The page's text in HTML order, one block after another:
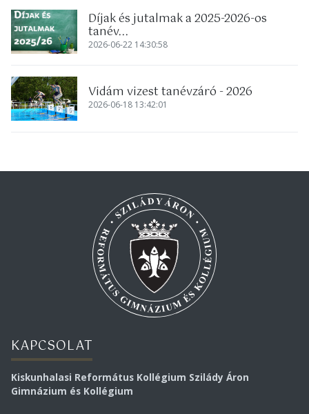
2026-06-22 14:30:58
Díjak és jutalmak a 2025-2026-os
tanév...
2026-06-18 13:42:01
Vidám vizest tanévzáró - 2026
KAPCSOLAT
Kiskunhalasi Református Kollégium Szilády Áron
Gimnázium és Kollégium